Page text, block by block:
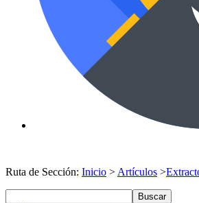
Ruta de Sección: Inicio > Artículos >
Buscar